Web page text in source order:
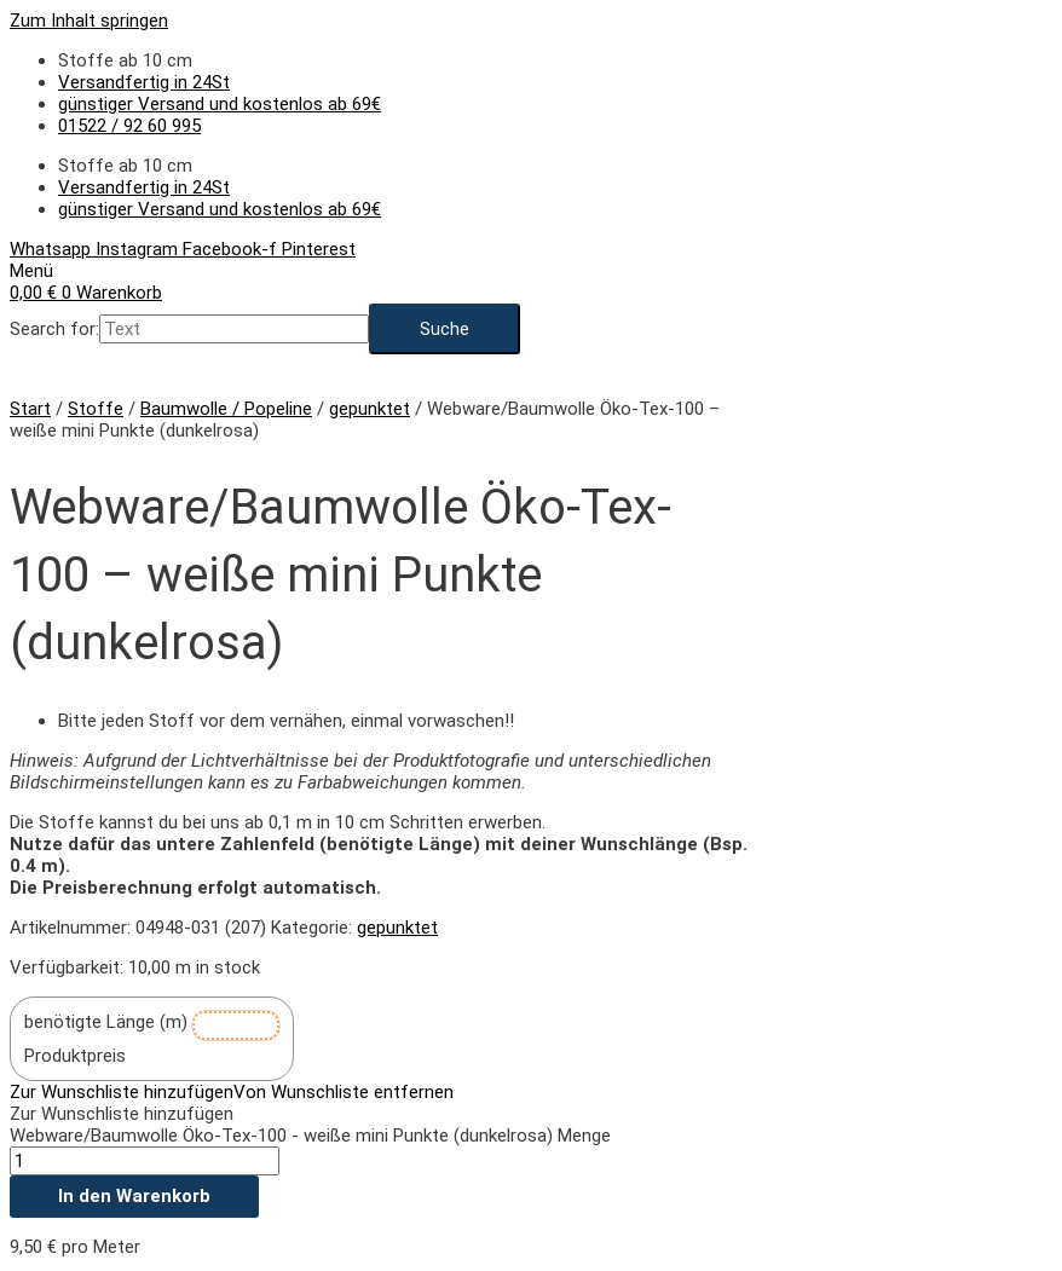
Zum Inhalt springen
Stoffe ab 10 cm
Versandfertig in 24St
günstiger Versand und kostenlos ab 69€
01522 / 92 60 995
Stoffe ab 10 cm
Versandfertig in 24St
günstiger Versand und kostenlos ab 69€
Whatsapp Instagram Facebook-f Pinterest
Menü
0,00 € 0 Warenkorb
Search for:
Start / Stoffe / Baumwolle / Popeline / gepunktet / Webware/Baumwolle Öko-Tex-100 –
weiße mini Punkte (dunkelrosa)
Webware/Baumwolle Öko-Tex-
100 – weiße mini Punkte
(dunkelrosa)
Bitte jeden Stoff vor dem vernähen, einmal vorwaschen!!
Hinweis: Aufgrund der Lichtverhältnisse bei der Produktfotografie und unterschiedlichen
Bildschirmeinstellungen kann es zu Farbabweichungen kommen.
Die Stoffe kannst du bei uns ab 0,1 m in 10 cm Schritten erwerben.
Nutze dafür das untere Zahlenfeld (benötigte Länge) mit deiner Wunschlänge (Bsp.
0.4 m).
Die Preisberechnung erfolgt automatisch.
Artikelnummer: 04948-031 (207) Kategorie: gepunktet
Verfügbarkeit: 10,00 m in stock
benötigte Länge (m)
Produktpreis
Zur Wunschliste hinzufügenVon Wunschliste entfernen
Zur Wunschliste hinzufügen
Webware/Baumwolle Öko-Tex-100 - weiße mini Punkte (dunkelrosa) Menge
In den Warenkorb
9,50 € pro Meter